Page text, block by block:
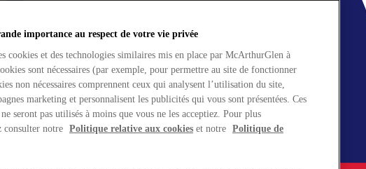
importance au respect de votre vie privée
cookies et des technologies similaires mis en place par McArthurGlen à
sont nécessaires (par exemple, pour permettre au site de fonctionner
non nécessaires comprennent ceux qui analysent l’utilisation du site,
marketing et personnalisent les publicités qui vous sont présentées. Ces
seront pas utilisés à moins que vous ne les acceptiez. Pour plus
consulter notre Politique relative aux cookies et notre Politique de